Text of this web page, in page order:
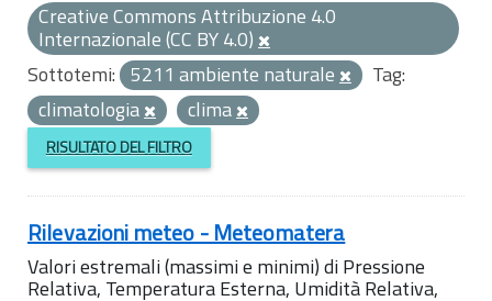
Creative Commons Attribuzione 4.0
Internazionale (CC BY 4.0)
Sottotemi: 5211 ambiente naturale
Tag:
climatologia
clima
RISULTATO DEL FILTRO
Rilevazioni meteo - Meteomatera
Valori estremali (massimi e minimi) di Pressione
Relativa, Temperatura Esterna, Umidità Relativa,